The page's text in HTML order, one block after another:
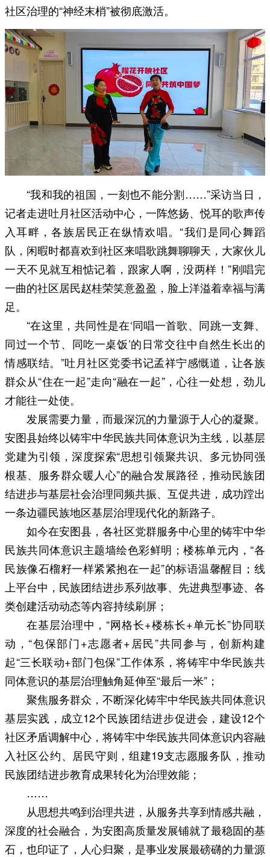
社区治理的“神经末梢”被彻底激活。
“我和我的祖国，一刻也不能分割……”采访当日，
记者走进吐月社区活动中心，一阵悠扬、悦耳的歌声传
入耳畔，各族居民正在纵情欢唱。“我们是同心舞蹈
队，闲暇时都喜欢到社区来唱歌跳舞聊聊天，大家伙儿
一天不见就互相惦记着，跟家人啊，没两样！”刚唱完
一曲的社区居民赵桂荣笑意盈盈，脸上洋溢着幸福与满
足。
“在这里，共同性是在‘同唱一首歌、同跳一支舞、
同过一个节、同吃一桌饭’的日常交往中自然生长出的
情感联结。”吐月社区党委书记孟祥宁感慨道，让各族
群众从“住在一起”走向“融在一起”，心往一处想，劲儿
才能往一处使。
发展需要力量，而最深沉的力量源于人心的凝聚。
安图县始终以铸牢中华民族共同体意识为主线，以基层
党建为引领，深度探索“思想引领聚共识、多元协同强
根基、服务群众暖人心”的融合发展路径，推动民族团
结进步与基层社会治理同频共振、互促共进，成功蹚出
一条边疆民族地区基层治理现代化的新路子。
如今在安图县，各社区党群服务中心里的铸牢中华
民族共同体意识主题墙绘色彩鲜明；楼栋单元内，“各
民族像石榴籽一样紧紧抱在一起”的标语温馨醒目；线
上平台中，民族团结进步系列故事、先进典型事迹、各
类创建活动动态等内容持续刷屏；
在基层治理中，“网格长+楼栋长+单元长”协同联
动，“包保部门+志愿者+居民”共同参与，创新构建
起“三长联动+部门包保”工作体系，将铸牢中华民族共
同体意识的基层治理触角延伸至“最后一米”；
聚焦服务群众，不断深化铸牢中华民族共同体意识
基层实践，成立12个民族团结进步促进会，建设12个
社区矛盾调解中心，将铸牢中华民族共同体意识内容融
入社区公约、居民守则，组建19支志愿服务队，推动
民族团结进步教育成果转化为治理效能；
……
从思想共鸣到治理共进，从服务共享到情感共融，
深度的社会融合，为安图高质量发展铺就了最稳固的基
石，也印证了，人心归聚，是事业发展最磅礴的力量源